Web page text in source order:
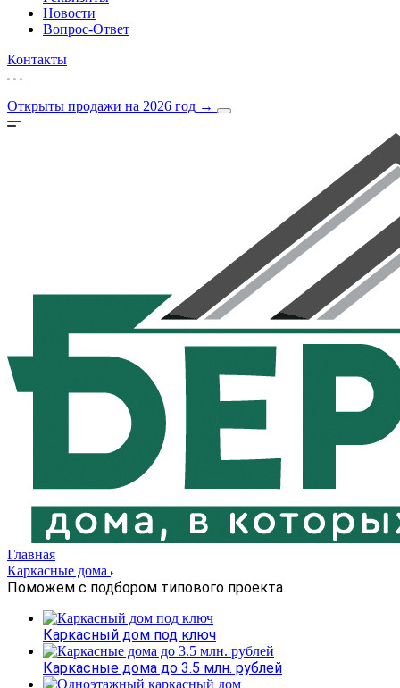
Новости
Вопрос-Ответ
Контакты
Открыты продажи на 2026 год →
Главная
Каркасные дома
Поможем с подбором типового проекта
Каркасный дом под ключ
Каркасные дома до 3.5 млн. рублей